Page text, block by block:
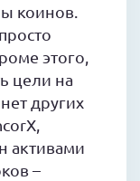
коинов.
этого,
цели на
других
активами
–